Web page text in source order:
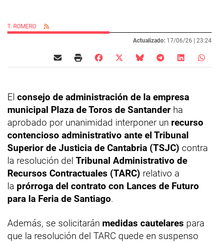
T. ROMERO
Actualizado: 17/06/26 | 23:24
El consejo de administración de la empresa
municipal Plaza de Toros de Santander ha
aprobado por unanimidad interponer un recurso
contencioso administrativo ante el Tribunal
Superior de Justicia de Cantabria (TSJC) contra
la resolución del Tribunal Administrativo de
Recursos Contractuales (TARC) relativo a
la prórroga del contrato con Lances de Futuro
para la Feria de Santiago.
Además, se solicitarán medidas cautelares para
que la resolución del TARC quede en suspenso